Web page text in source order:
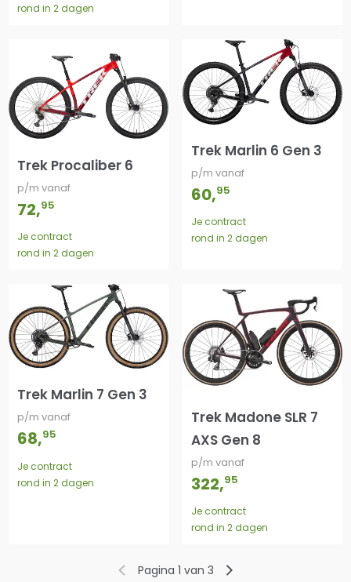
rond in 2 dagen
Trek Procaliber 6
p/m vanaf
72,95
Je contract
rond in 2 dagen
Trek Marlin 6 Gen 3
p/m vanaf
60,95
Je contract
rond in 2 dagen
Trek Marlin 7 Gen 3
p/m vanaf
68,95
Je contract
rond in 2 dagen
Trek Madone SLR 7
AXS Gen 8
p/m vanaf
322,95
Je contract
rond in 2 dagen
Pagina 1 van 3